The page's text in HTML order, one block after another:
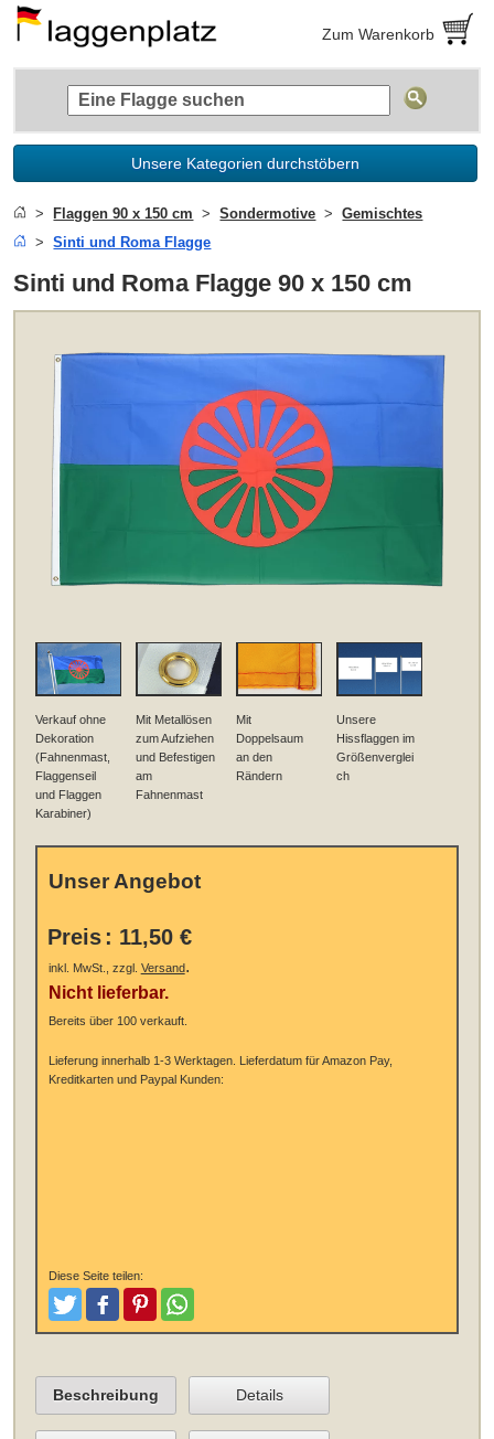
Zum Warenkorb
Unsere Kategorien durchstöbern
Flaggen 90 x 150 cm Sondermotive
Gemischtes
Sinti und Roma Flagge
Sinti und Roma Flagge 90 x 150 cm
Verkauf ohne
Dekoration
(Fahnenmast,
Flaggenseil
und Flaggen
Karabiner)
Mit Metallösen
zum Aufziehen
und Befestigen
am
Fahnenmast
Mit
Doppelsaum
an den
Rändern
Unsere
Hissflaggen im
Größenverglei
ch
Unser Angebot
Preis : 11,50 €
inkl. MwSt., zzgl. Versand.
Nicht lieferbar.
Bereits über 100 verkauft.
Lieferung innerhalb 1-3 Werktagen. Lieferdatum für Amazon Pay,
Kreditkarten und Paypal Kunden:
Diese Seite teilen:
TweetenPostenPinterestTeilen
Beschreibung Details